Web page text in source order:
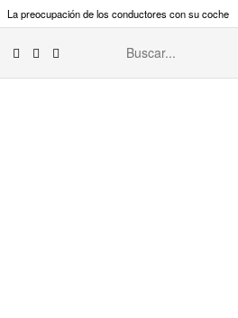
La preocupación de los conductores con su coche